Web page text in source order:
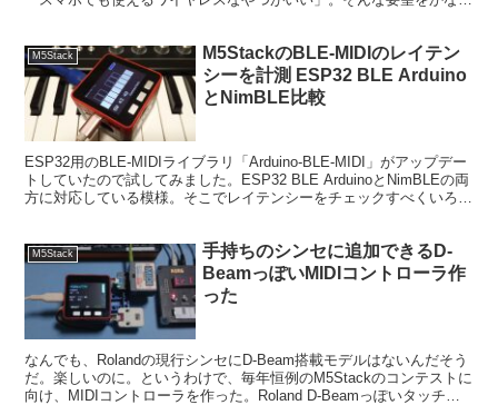
M5Stack
M5StackのBLE-MIDIのレイテン
シーを計測 ESP32 BLE Arduino
とNimBLE比較
ESP32用のBLE-MIDIライブラリ「Arduino-BLE-MIDI」がアップデー
トしていたので試してみました。ESP32 BLE ArduinoとNimBLEの両
方に対応している模様。そこでレイテンシーをチェックすべくいろい
M5Stack
手持ちのシンセに追加できるD-
BeamっぽいMIDIコントローラ作
った
なんでも、Rolandの現行シンセにD-Beam搭載モデルはないんだそう
だ。楽しいのに。というわけで、毎年恒例のM5Stackのコンテストに
向け、MIDIコントローラを作った。Roland D-Beamっぽいタッチレ